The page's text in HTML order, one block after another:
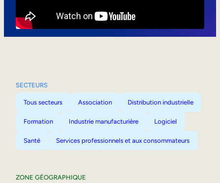
SECTEURS
Tous secteurs Association Distribution industrielle
Formation Industrie manufacturière Logiciel
Santé Services professionnels et aux consommateurs
ZONE GÉOGRAPHIQUE